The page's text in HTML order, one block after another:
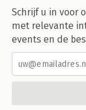
Schrijf u in voor
met relevante
events en de